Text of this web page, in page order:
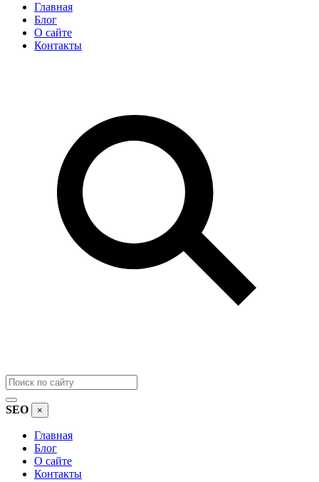
Главная
Блог
О сайте
Контакты
SEO ×
Главная
Блог
О сайте
Контакты